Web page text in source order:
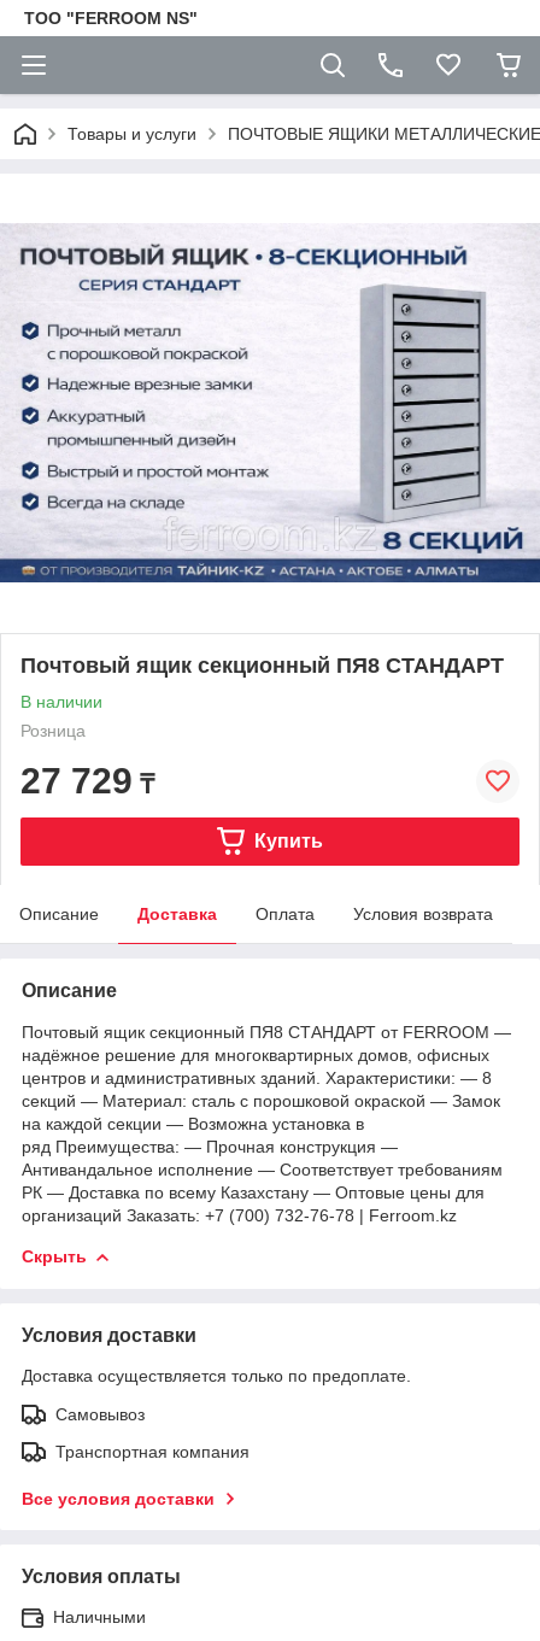
TOO "FERROOM NS"
Товары и услуги ПОЧТОВЫЕ ЯЩИКИ МЕТАЛЛИЧЕСКИЕ
Почтовый ящик секционный ПЯ8 СТАНДАРТ
В наличии
Розница
27 729 ₸
Купить
Описание Доставка Оплата Условия возврата
Описание
Почтовый ящик секционный ПЯ8 СТАНДАРТ от FERROOM —
надёжное решение для многоквартирных домов, офисных
центров и административных зданий. Характеристики: — 8
секций — Материал: сталь с порошковой окраской — Замок
на каждой секции — Возможна установка в
ряд Преимущества: — Прочная конструкция —
Антивандальное исполнение — Соответствует требованиям
РК — Доставка по всему Казахстану — Оптовые цены для
организаций Заказать: +7 (700) 732-76-78 | Ferroom.kz
Скрыть
Условия доставки
Доставка осуществляется только по предоплате.
Самовывоз
Транспортная компания
Все условия доставки
Условия оплаты
Наличными